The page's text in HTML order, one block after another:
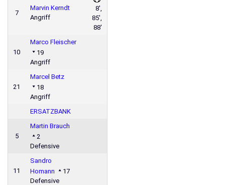
7
Marvin Kerndt
Angriff
8',
85',
88'
10
Marco Fleischer
19
Angriff
21
Marcel Betz
18
Angriff
ERSATZBANK
5
Martin Brauch
2
Defensive
11
Sandro
Homann
17
Defensive